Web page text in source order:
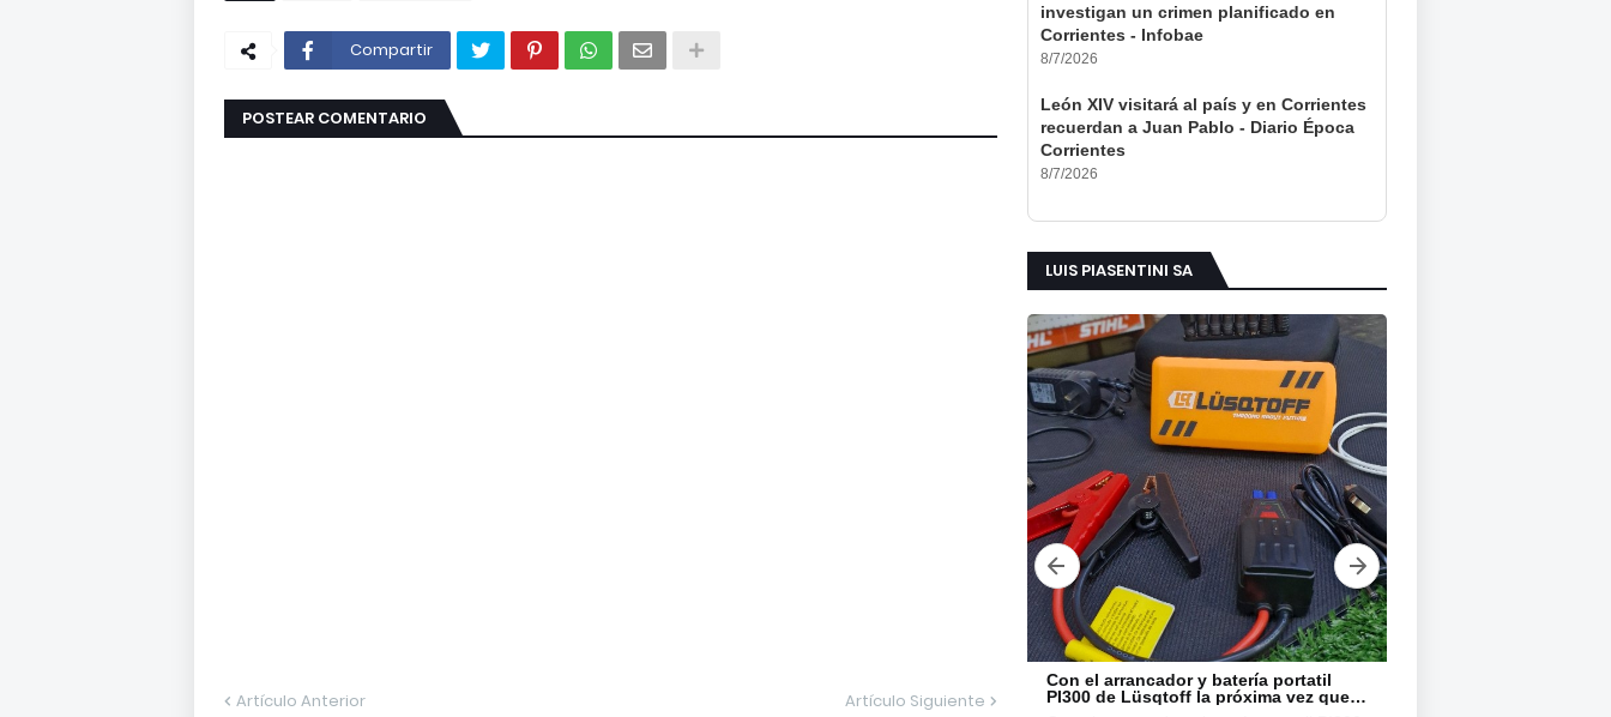
Compartir
POSTEAR COMENTARIO
Artículo Anterior Artículo Siguiente
investigan un crimen planificado en
Corrientes - Infobae
8/7/2026
León XIV visitará al país y en Corrientes
recuerdan a Juan Pablo - Diario Época
Corrientes
8/7/2026
LUIS PIASENTINI SA